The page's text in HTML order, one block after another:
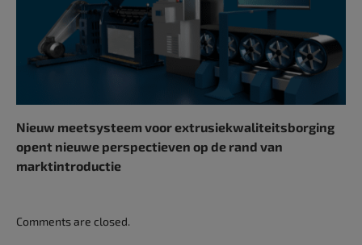
Nieuw meetsysteem voor extrusiekwaliteitsborging
opent nieuwe perspectieven op de rand van
marktintroductie
Comments are closed.